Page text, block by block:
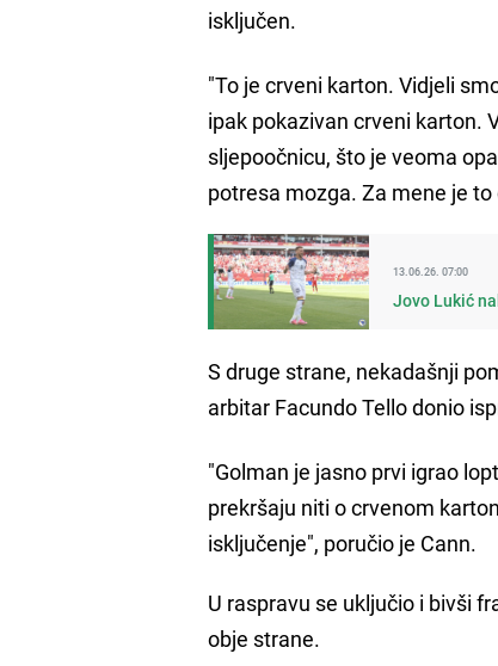
isključen.
"To je crveni karton. Vidjeli
ipak pokazivan crveni karton.
sljepoočnicu, što je veoma
potresa mozga. Za mene je
13.06.26. 07:00
Jovo Lukić
S druge strane, nekadašnji
arbitar Facundo Tello donio
"Golman je jasno prvi igrao
prekršaju niti o crvenom
isključenje", poručio je Cann.
U raspravu se uključio i bivši
obje strane.